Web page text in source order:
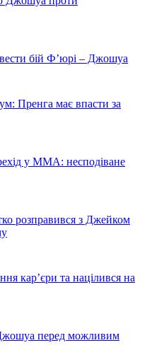
бій Ф’юрі – Джошуа
Пренга має впасти за
у ММА: несподіване
розправився з Джейком
кар’єри та націлився на
перед можливим